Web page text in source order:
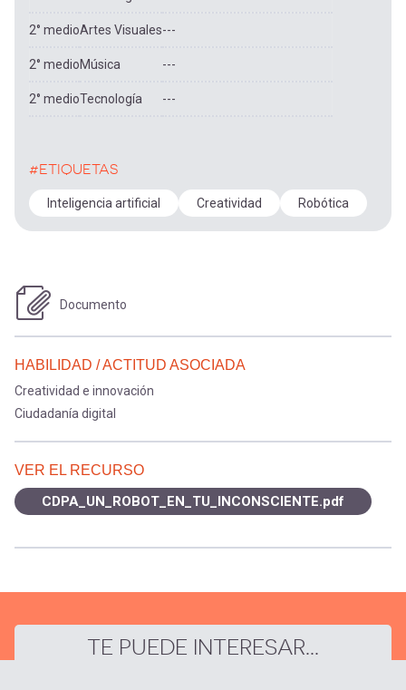
2° medioArtes Visuales---
2° medioMúsica ---
2° medioTecnología ---
#ETIQUETAS
Inteligencia artificial Creatividad Robótica
Documento
HABILIDAD / ACTITUD ASOCIADA
Creatividad e innovación
Ciudadanía digital
VER EL RECURSO
CDPA_UN_ROBOT_EN_TU_INCONSCIENTE.pdf
TE PUEDE INTERESAR...